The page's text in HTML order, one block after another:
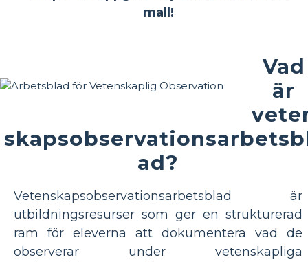
mall!
Vad
är
ad?
Vetenskapsobservationsarbetsblad är
utbildningsresurser som ger en strukturerad
ram för eleverna att dokumentera vad de
observerar under vetenskapliga